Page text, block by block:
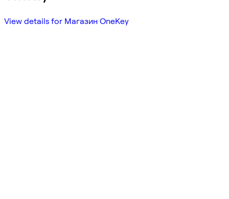
View details for Магазин OneKey